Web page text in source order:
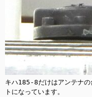
キハ185-8だけはアンテナの
トになっています。